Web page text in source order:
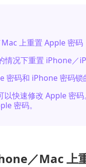
上重置 Apple 密码
情况下重置 iPhone／
密码和 iPhone 密码锁
以快速修改 Apple 密
密码。
／Mac 上